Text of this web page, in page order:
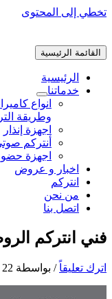
تخطي إلى المحتوى
القائمة الرئيسية
الرئيسية
خدماتنا
انواع
وطريقة
اجهزة إنذار
أنتركم
اجهزة
اخبار و عروض
انتركم
من نحن
اتصل بنا
فني انتركم
اترك تعليقاً / بواسطة 22 أبريل، 2020